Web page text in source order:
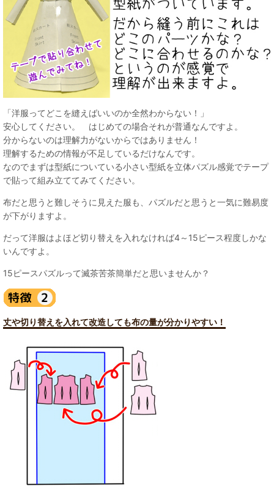
「洋服ってどこを縫えばいいのか全然わからない！」
安心してください。 はじめての場合それが普通なんですよ。
分からないのは理解力がないからではありません！
理解するための情報が不足しているだけなんです。
なのでまずは型紙についている小さい型紙を立体パズル感覚でテープ
で貼って組み立ててみてください。
布だと思うと難しそうに見えた服も、パズルだと思うと一気に難易度
が下がりますよ。
だって洋服はよほど切り替えを入れなければ4～15ピース程度しかな
いんですよ。
15ピースパズルって滅茶苦茶簡単だと思いませんか？
丈や切り替えを入れて改造しても布の量が分かりやすい！